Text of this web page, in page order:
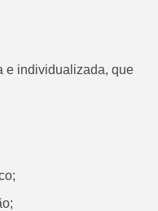
e individualizada, que